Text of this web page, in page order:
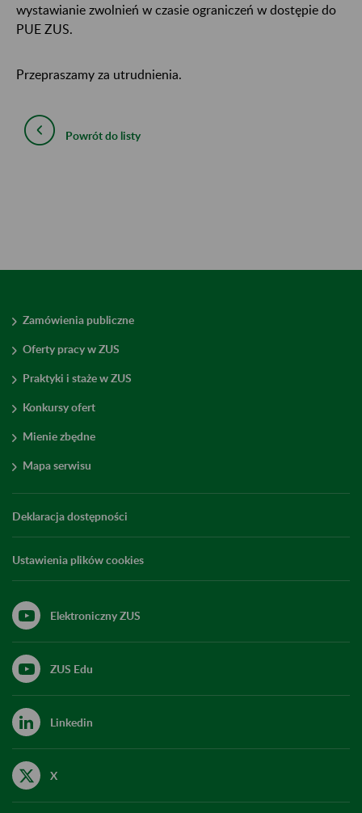
wystawianie zwolnień w czasie ograniczeń w dostępie do
PUE ZUS.
Przepraszamy za utrudnienia.
Powrót do listy
Zamówienia publiczne
Oferty pracy w ZUS
Praktyki i staże w ZUS
Konkursy ofert
Mienie zbędne
Mapa serwisu
Deklaracja dostępności
Ustawienia plików cookies
Elektroniczny ZUS
ZUS Edu
Linkedin
X